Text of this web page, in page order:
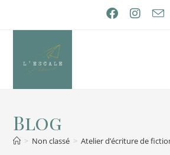
Blog
> Non classé > Atelier d’écriture de